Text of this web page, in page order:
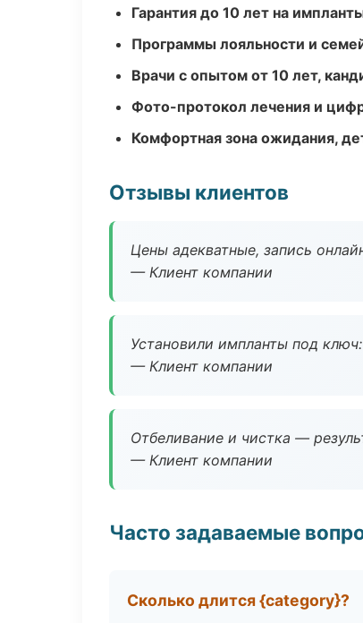
Гарантия до 10 лет на
Программы лояльности и
Врачи с опытом от 10 лет,
Фото-протокол лечения и
Комфортная зона ожидания,
Отзывы клиентов
Цены адекватные, запись
— Клиент компании
Установили импланты под
— Клиент компании
Отбеливание и чистка —
— Клиент компании
Часто задаваемые
Сколько длится {category}?